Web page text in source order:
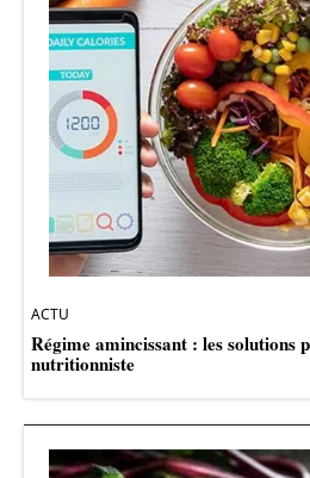
ACTU
Régime amincissant : les solutions
nutritionniste